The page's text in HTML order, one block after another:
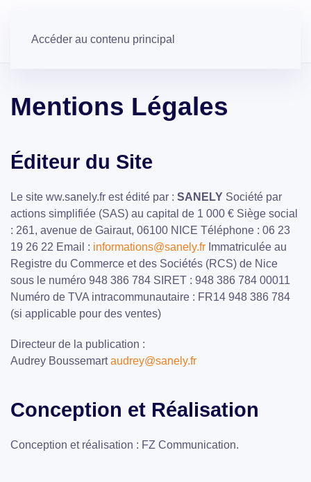
Accéder au contenu principal
Mentions Légales
Éditeur du Site
Le site ww.sanely.fr est édité par : SANELY Société par
actions simplifiée (SAS) au capital de 1 000 € Siège social
: 261, avenue de Gairaut, 06100 NICE Téléphone : 06 23
19 26 22 Email : informations@sanely.fr Immatriculée au
Registre du Commerce et des Sociétés (RCS) de Nice
sous le numéro 948 386 784 SIRET : 948 386 784 00011
Numéro de TVA intracommunautaire : FR14 948 386 784
(si applicable pour des ventes)
Directeur de la publication :
Audrey Boussemartaudrey@sanely.fr
Conception et Réalisation
Conception et réalisation : FZ Communication.